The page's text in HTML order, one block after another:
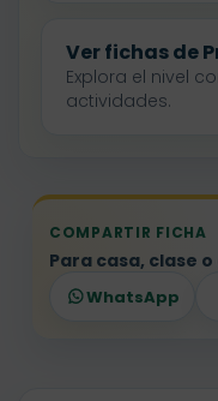
Ver fichas de
Explora el nivel
actividades.
COMPARTIR FICHA
Para casa, clase
WhatsApp